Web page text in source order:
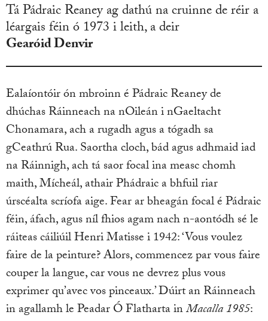
Tá Pádraic Reaney ag dathú na cruinne de réir a
léargais féin ó 1973 i leith, a deir
Gearóid Denvir
Ealaíontóir ón mbroinn é Pádraic Reaney de
dhúchas Ráinneach na nOileán i nGaeltacht
Chonamara, ach a rugadh agus a tógadh sa
gCeathrú Rua. Saortha cloch, bád agus adhmaid iad
na Ráinnigh, ach tá saor focal ina measc chomh
maith, Mícheál, athair Phádraic a bhfuil riar
úrscéalta scríofa aige. Fear ar bheagán focal é Pádraic
féin, áfach, agus níl fhios agam nach n-aontódh sé le
ráiteas cáiliúil Henri Matisse i 1942: ‘Vous voulez
faire de la peinture? Alors, commencez par vous faire
couper la langue, car vous ne devrez plus vous
exprimer qu’avec vos pinceaux.’ Dúirt an Ráinneach
in agallamh le Peadar Ó Flatharta inMacalla 1985: